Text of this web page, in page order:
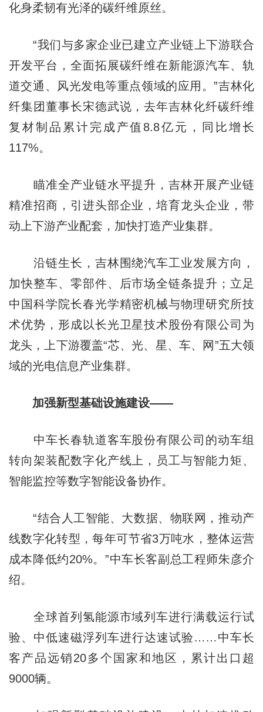
化身柔韧有光泽的碳纤维原丝。
“我们与多家企业已建立产业链上下游联合
开发平台，全面拓展碳纤维在新能源汽车、轨
道交通、风光发电等重点领域的应用。”吉林化
纤集团董事长宋德武说，去年吉林化纤碳纤维
复材制品累计完成产值8.8亿元，同比增长
117%。
瞄准全产业链水平提升，吉林开展产业链
精准招商，引进头部企业，培育龙头企业，带
动上下游产业配套，加快打造产业集群。
沿链生长，吉林围绕汽车工业发展方向，
加快整车、零部件、后市场全链条提升；立足
中国科学院长春光学精密机械与物理研究所技
术优势，形成以长光卫星技术股份有限公司为
龙头，上下游覆盖“芯、光、星、车、网”五大领
域的光电信息产业集群。
加强新型基础设施建设——
中车长春轨道客车股份有限公司的动车组
转向架装配数字化产线上，员工与智能力矩、
智能监控等数字智能设备协作。
“结合人工智能、大数据、物联网，推动产
线数字化转型，每年可节省3万吨水，整体运营
成本降低约20%。”中车长客副总工程师朱彦介
绍。
全球首列氢能源市域列车进行满载运行试
验、中低速磁浮列车进行达速试验……中车长
客产品远销20多个国家和地区，累计出口超
9000辆。